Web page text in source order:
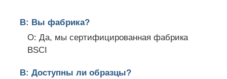
В: Вы фабрика?
О: Да, мы сертифицированная фабрика
BSCI
В: Доступны ли образцы?